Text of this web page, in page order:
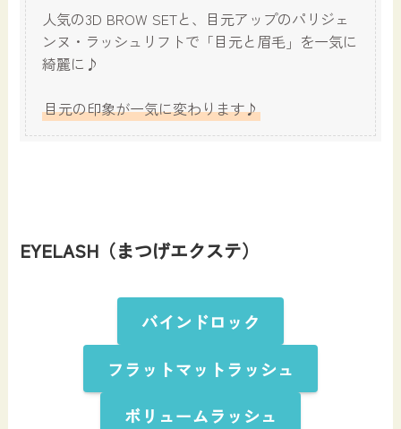
人気の3D BROW SETと、目元アップのパリジェ
ンヌ・ラッシュリフトで「目元と眉毛」を一気に
綺麗に♪
目元の印象が一気に変わります♪
EYELASH（まつげエクステ）
バインドロック
フラットマットラッシュ
ボリュームラッシュ